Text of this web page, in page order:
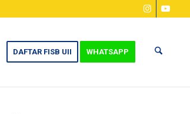
DAFTAR FISB UII WHATSAPP